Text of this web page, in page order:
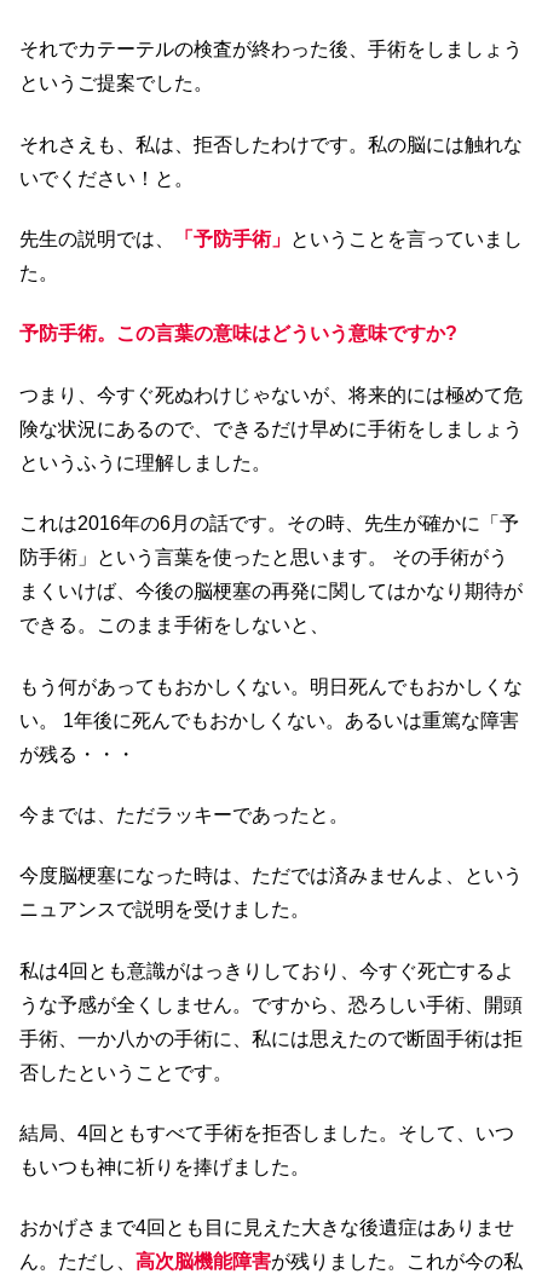
それでカテーテルの検査が終わった後、手術をしましょう
というご提案でした。
それさえも、私は、拒否したわけです。私の脳には触れな
いでください！と。
先生の説明では、 「予防手術」 ということを言っていまし
た。
予防手術。この言葉の意味はどういう意味ですか?
つまり、今すぐ死ぬわけじゃないが、将来的には極めて危
険な状況にあるので、できるだけ早めに手術をしましょう
というふうに理解しました。
これは2016年の6月の話です。その時、先生が確かに「予
防手術」という言葉を使ったと思います。 その手術がう
まくいけば、今後の脳梗塞の再発に関してはかなり期待が
できる。このまま手術をしないと、
もう何があってもおかしくない。明日死んでもおかしくな
い。 1年後に死んでもおかしくない。あるいは重篤な障害
が残る・・・
今までは、ただラッキーであったと。
今度脳梗塞になった時は、ただでは済みませんよ、という
ニュアンスで説明を受けました。
私は4回とも意識がはっきりしており、今すぐ死亡するよ
うな予感が全くしません。ですから、恐ろしい手術、開頭
手術、一か八かの手術に、私には思えたので断固手術は拒
否したということです。
結局、4回ともすべて手術を拒否しました。そして、いつ
もいつも神に祈りを捧げました。
おかげさまで4回とも目に見えた大きな後遺症はありませ
ん。ただし、 高次脳機能障害が残りました。これが今の私